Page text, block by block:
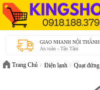
GIAO NHANH NỘI THÀNH
An toàn - Tận Tâm
Trang Chủ Điện lạnh Quạt đứng